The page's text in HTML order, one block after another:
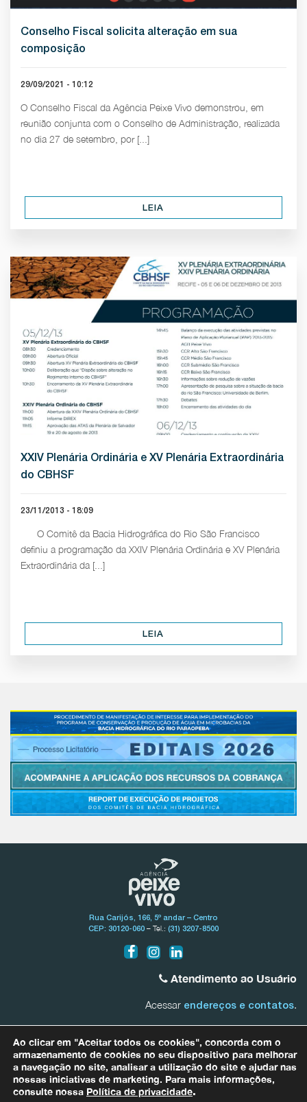
Conselho Fiscal solicita alteração em sua
composição
29/09/2021 - 10:12
O Conselho Fiscal da Agência Peixe Vivo demonstrou, em
reunião conjunta com o Conselho de Administração, realizada
no dia 27 de setembro, por [...]
LEIA
XXIV Plenária Ordinária e XV Plenária Extraordinária
do CBHSF
23/11/2013 - 18:09
O Comitê da Bacia Hidrográfica do Rio São Francisco
definiu a programação da XXIV Plenária Ordinária e XV Plenária
Extraordinária da [...]
LEIA
Rua Carijós, 166, 5º andar – Centro
CEP: 30120-060 – Tel.: (31) 3207-8500
Atendimento ao Usuário
Acessar endereços e contatos
0800.031.1607
Bacias Afluentes Mineiras do Rio São Francisco0800.031.1608
Para quaisquer informações relacionadas a dados pessoais entre em
Ao clicar em "Aceitar todos os cookies", concorda com o
armazenamento de cookies no seu dispositivo para melhorar
a navegação no site, analisar a utilização do site e ajudar nas
nossas iniciativas de marketing. Para mais informações,
consulte nossa Política de privacidade.